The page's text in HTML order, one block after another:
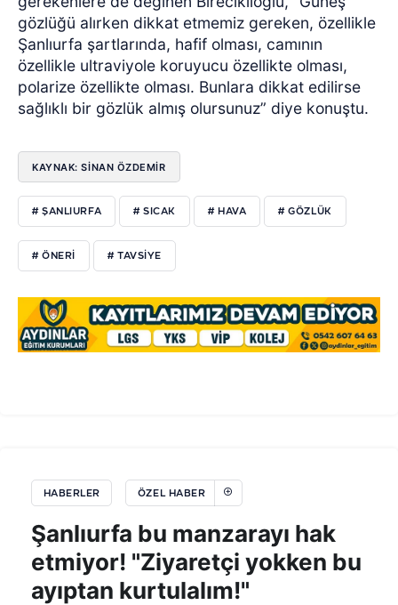
gözlüğü alırken dikkat etmemiz gereken, özellikle
Şanlıurfa şartlarında, hafif olması, camının
özellikle ultraviyole koruyucu özellikte olması,
polarize özellikte olması. Bunlara dikkat edilirse
sağlıklı bir gözlük almış olursunuz” diye konuştu.
KAYNAK: SİNAN ÖZDEMİR
# ŞANLIURFA # SICAK # HAVA # GÖZLÜK
# ÖNERİ # TAVSİYE
HABERLER ÖZEL HABER
Şanlıurfa bu manzarayı hak
etmiyor! "Ziyaretçi yokken bu
ayıptan kurtulalım!"